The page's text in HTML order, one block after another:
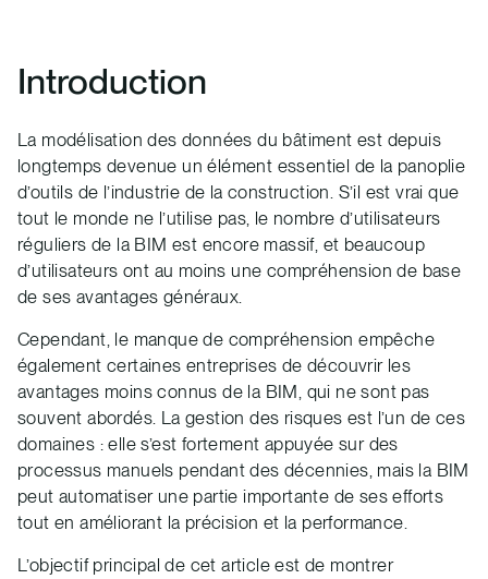
Introduction
La modélisation des données du bâtiment est depuis
longtemps devenue un élément essentiel de la panoplie
d’outils de l’industrie de la construction. S’il est vrai que
tout le monde ne l’utilise pas, le nombre d’utilisateurs
réguliers de la BIM est encore massif, et beaucoup
d’utilisateurs ont au moins une compréhension de base
de ses avantages généraux.
Cependant, le manque de compréhension empêche
également certaines entreprises de découvrir les
avantages moins connus de la BIM, qui ne sont pas
souvent abordés. La gestion des risques est l’un de ces
domaines : elle s’est fortement appuyée sur des
processus manuels pendant des décennies, mais la BIM
peut automatiser une partie importante de ses efforts
tout en améliorant la précision et la performance.
L’objectif principal de cet article est de montrer